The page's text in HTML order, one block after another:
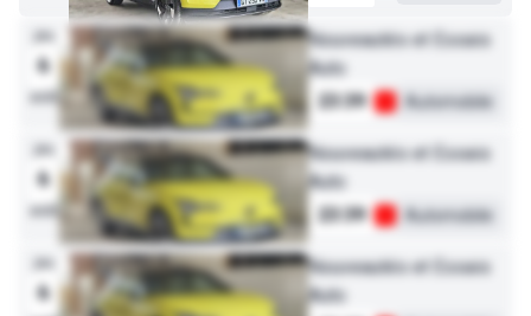
6
Nouveautés et Essais
Auto
23:39
Automobile
6
Nouveautés et Essais
Auto
23:39
Automobile
6
Nouveautés et Essais
Auto